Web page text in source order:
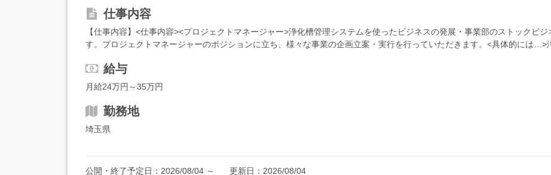
仕事内容
【仕事内容】<仕事内容><プロジェクトマネージャー>浄化槽管理システムを使ったビジネスの発展・事業部のストックビ
す。プロジェクトマネージャーのポジションに立ち、様々な事業の企画立案・実行を行っていただきます。<具体的には…>
給与
月給24万円～35万円
勤務地
埼玉県
公開・終了予定日： 2026/08/04 ～ 更新日： 2026/08/04